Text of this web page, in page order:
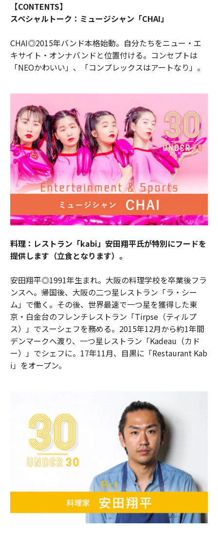
【CONTENTS】
スペシャルトーク：ミュージシャン「CHAI」
CHAI◎2015年バンド本格始動。自分たちをニュー・エ
キサイト・オンナバンドと位置付ける。コンセプトは
「NEOかわいい」、「コンプレックスはアートなり」。
料理：レストラン「kabi」安田翔平氏が特別にフードを
提供します（立食となります）。
安田翔平◎1991年生まれ。大阪の料理学校を卒業後フラ
ンスへ。帰国後、大阪の二つ星レストラン「ラ・シー
ム」で働く。その後、世界最速で一つ星を獲得した東
京・白金台のフレンチレストラン「Tirpse（ティルプ
ス）」でスーシェフを務める。2015年12月から約1年間
デンマークへ渡り、一つ星レストラン「Kadeau（カド
ー）」でシェフに。17年11月、目黒に「Restaurant Kab
i」をオープン。